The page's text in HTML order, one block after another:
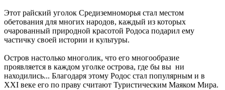
Этот райский уголок Средиземноморья стал местом
обетования для многих народов, каждый из которых
очарованный природной красотой Родоса подарил ему
частичку своей истории и культуры.
Остров настолько многолик, что его многообразие
проявляется в каждом уголке острова, где бы вы ни
находились... Благодаря этому Родос стал популярным и в
ХХI веке его по праву считают Туристическим Маяком Мира.